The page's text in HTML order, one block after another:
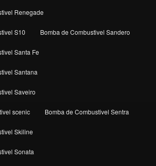
Renegade
S10 Bomba de Combustivel Sandero
Santa Fe
Santana
Saveiro
scenic Bomba de Combustivel Sentra
Skiline
Sonata